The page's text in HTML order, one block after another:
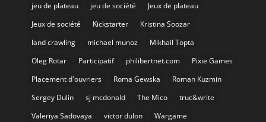
jeu de plateau
jeu de société
Jeux de plateau
Jeux de société
Kickstarter
Kristina Soozar
land crawling
michael munoz
Mikhail Topta
Oleg Rotar
Participatif philibertnet.com
Pixie Games
Placement d'ouvriers
Roma Gewska
Roman Kuzmin
Sergey Dulin
sj mcdonald The Mico
truc&write
Valeriya Sadovaya
victor dulon
Wargame